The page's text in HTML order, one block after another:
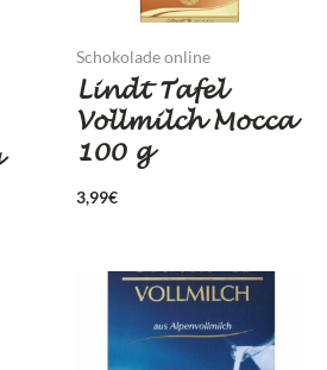
Schokolade online
Lindt Tafel
Vollmilch Mocca
100 g
3,99€